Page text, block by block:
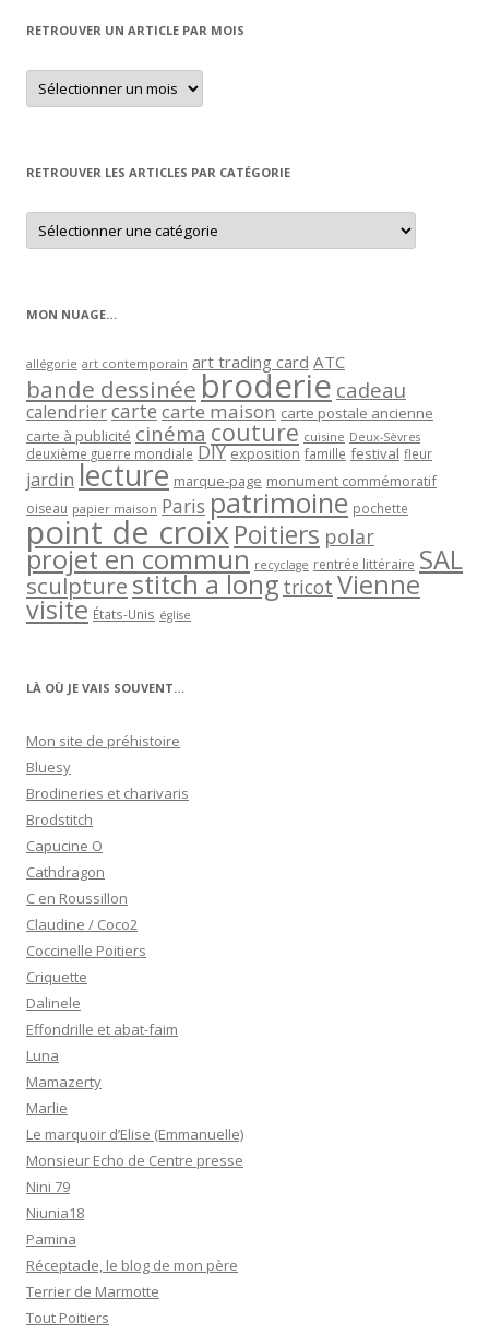
RETROUVER UN ARTICLE PAR MOIS
Retrouver
un
article
RETROUVER LES ARTICLES PAR CATÉGORIE
Retrouver
les
articles
MON NUAGE…
allégorie art contemporain art trading card ATC
bande dessinée broderie cadeau
calendriercartecarte maison carte postale ancienne
carte à publicité cinéma couture cuisine Deux-Sèvres
deuxième guerre mondiale DIY exposition famille festival fleur
jardin lecture marque-page monument commémoratif
oiseau papier maison Paris patrimoine pochette
point de croixPoitiers polar
projet en commun recyclage rentrée littéraire SAL
sculpturestitch a long tricot Vienne
visite États-Unis église
LÀ OÙ JE VAIS SOUVENT…
Mon site de préhistoire
Bluesy
Brodineries et charivaris
Brodstitch
Capucine O
Cathdragon
C en Roussillon
Claudine / Coco2
Coccinelle Poitiers
Criquette
Dalinele
Effondrille et abat-faim
Luna
Mamazerty
Marlie
Le marquoir d’Elise (Emmanuelle)
Monsieur Echo de Centre presse
Nini 79
Niunia18
Pamina
Réceptacle, le blog de mon père
Terrier de Marmotte
Tout Poitiers